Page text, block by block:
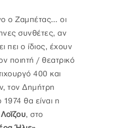
ο Ζαμπέτας… οι
συνθέτες, αν
πει ο ίδιος, έχουν
ποιητή / θεατρικό
400 και
τον Δημήτρη
θα είναι η
, στο